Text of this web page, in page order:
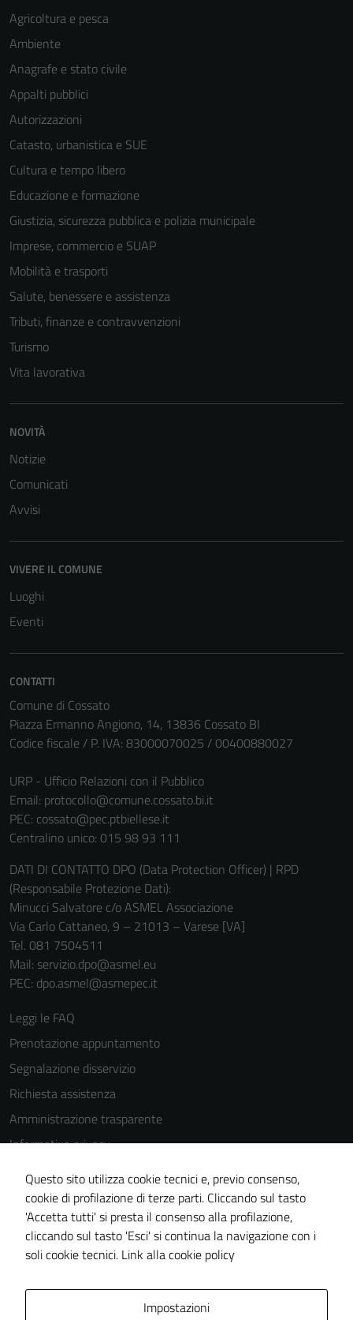
Agricoltura e pesca
Ambiente
Anagrafe e stato civile
Appalti pubblici
Autorizzazioni
Catasto, urbanistica e SUE
Cultura e tempo libero
Educazione e formazione
Giustizia, sicurezza pubblica e polizia municipale
Imprese, commercio e SUAP
Mobilità e trasporti
Salute, benessere e assistenza
Tributi, finanze e contravvenzioni
Turismo
Vita lavorativa
NOVITÀ
Notizie
Comunicati
Avvisi
VIVERE IL COMUNE
Luoghi
Eventi
CONTATTI
Comune di Cossato
Piazza Ermanno Angiono, 14, 13836 Cossato BI
Codice fiscale / P. IVA: 83000070025 / 00400880027
URP - Ufficio Relazioni con il Pubblico
Email: protocollo@comune.cossato.bi.it
PEC: cossato@pec.ptbiellese.it
Centralino unico: 015 98 93 111
DATI DI CONTATTO DPO (Data Protection Officer) | RPD
(Responsabile Protezione Dati):
Minucci Salvatore c/o ASMEL Associazione
Via Carlo Cattaneo, 9 – 21013 – Varese [VA]
Tel. 081 7504511
Mail: servizio.dpo@asmel.eu
PEC: dpo.asmel@asmepec.it
Leggi le FAQ
Prenotazione appuntamento
Segnalazione disservizio
Richiesta assistenza
Amministrazione trasparente
Informativa privacy
Cookie Policy
Note legali
Dichiarazione di accessibilità
Piano di miglioramento del sito
Questo sito utilizza cookie tecnici e, previo consenso,
cookie di profilazione di terze parti. Cliccando sul tasto
'Accetta tutti' si presta il consenso alla profilazione,
cliccando sul tasto 'Esci' si continua la navigazione con i
soli cookie tecnici. Link alla cookie policy
Impostazioni
sono necessari
disabilitati.
informazioni
personali.